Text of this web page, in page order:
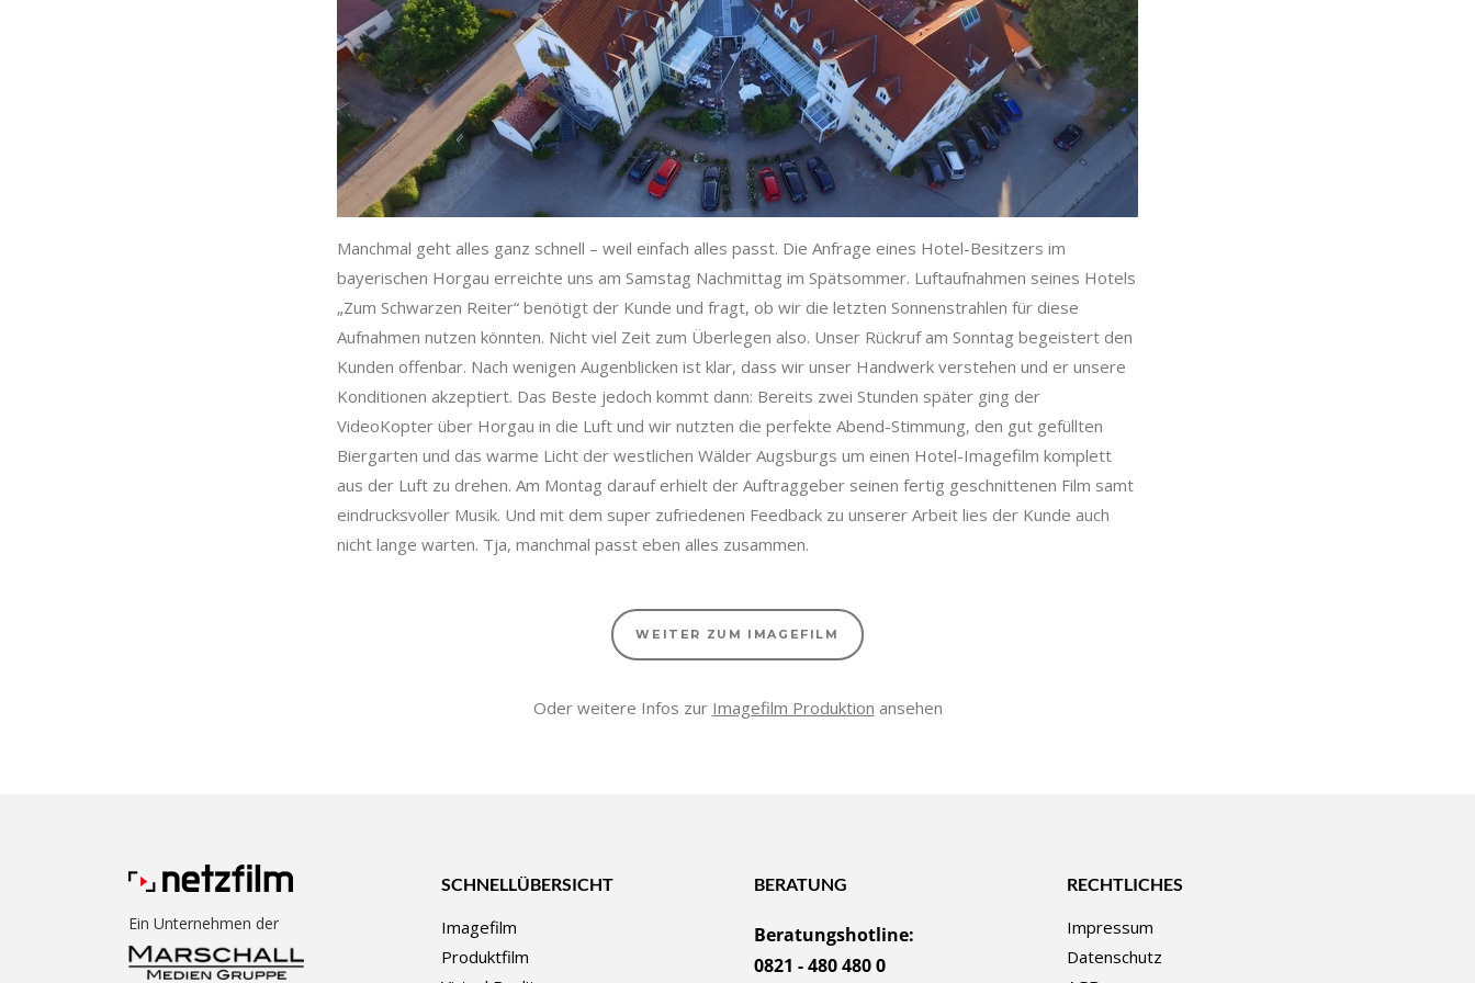
Manchmal geht alles ganz schnell – weil einfach alles passt. Die Anfrage eines Hotel-Besitzers im
bayerischen Horgau erreichte uns am Samstag Nachmittag im Spätsommer. Luftaufnahmen seines Hotels
„Zum Schwarzen Reiter“ benötigt der Kunde und fragt, ob wir die letzten Sonnenstrahlen für diese
Aufnahmen nutzen könnten. Nicht viel Zeit zum Überlegen also. Unser Rückruf am Sonntag begeistert den
Kunden offenbar. Nach wenigen Augenblicken ist klar, dass wir unser Handwerk verstehen und er unsere
Konditionen akzeptiert. Das Beste jedoch kommt dann: Bereits zwei Stunden später ging der
VideoKopter über Horgau in die Luft und wir nutzten die perfekte Abend-Stimmung, den gut gefüllten
Biergarten und das warme Licht der westlichen Wälder Augsburgs um einen Hotel-Imagefilm komplett
aus der Luft zu drehen. Am Montag darauf erhielt der Auftraggeber seinen fertig geschnittenen Film samt
eindrucksvoller Musik. Und mit dem super zufriedenen Feedback zu unserer Arbeit lies der Kunde auch
nicht lange warten. Tja, manchmal passt eben alles zusammen.
WEITER ZUM IMAGEFILM
Oder weitere Infos zur Imagefilm Produktion ansehen
Ein Unternehmen der
SCHNELLÜBERSICHT
Imagefilm
Produktfilm
BERATUNG
Beratungshotline:
0821 - 480 480 0
RECHTLICHES
Impressum
Datenschutz